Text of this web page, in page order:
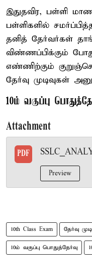
இதுதவிர, பள்ளி
பள்ளிகளில்
தனித் தேர்வர்கள்
விண்ணப்பிக்கும்
எண்ணிற்கும்
தேர்வு முடிவுகள்
10ம் வகுப்பு
Attachment
PDF
Preview
10th Class Exam தேர்வு
10ம் வகுப்பு பொதுத்தேர்வு